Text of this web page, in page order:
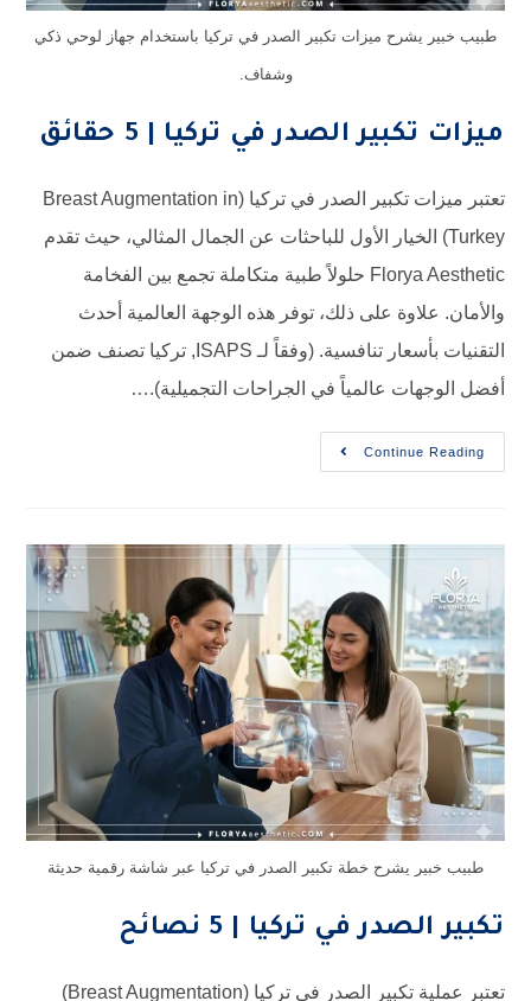
طبيب خبير يشرح ميزات تكبير الصدر في تركيا باستخدام جهاز لوحي ذكي
وشفاف.
ميزات تكبير الصدر في تركيا | 5 حقائق
تعتبر ميزات تكبير الصدر في تركيا (Breast Augmentation in
Turkey) الخيار الأول للباحثات عن الجمال المثالي، حيث تقدم
Florya Aesthetic حلولاً طبية متكاملة تجمع بين الفخامة
والأمان. علاوة على ذلك، توفر هذه الوجهة العالمية أحدث
التقنيات بأسعار تنافسية. (وفقاً لـ ISAPS, تركيا تصنف ضمن
أفضل الوجهات عالمياً في الجراحات التجميلية).…
Continue Reading
طبيب خبير يشرح خطة تكبير الصدر في تركيا عبر شاشة رقمية حديثة
تكبير الصدر في تركيا | 5 نصائح
تعتبر عملية تكبير الصدر في تركيا (Breast Augmentation)